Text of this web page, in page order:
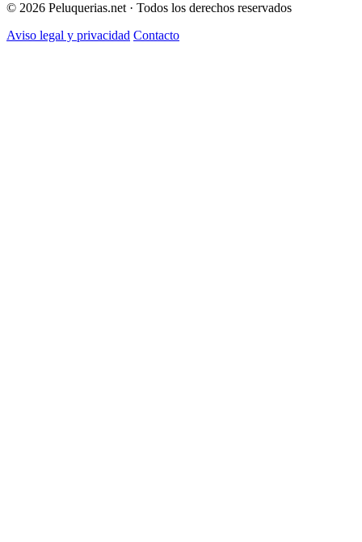
© 2026 Peluquerias.net · Todos los derechos reservados
Aviso legal y privacidad Contacto